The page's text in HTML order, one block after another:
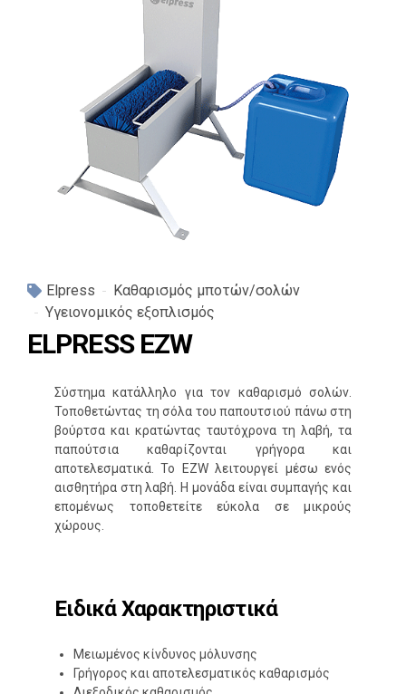
Elpress
Καθαρισμός μποτών/σολών
Υγειονομικός εξοπλισμός
ELPRESS EZW
Σύστημα κατάλληλο για τον καθαρισμό σολών.
Τοποθετώντας τη σόλα του παπουτσιού πάνω στη
βούρτσα και κρατώντας ταυτόχρονα τη λαβή, τα
παπούτσια καθαρίζονται γρήγορα και
αποτελεσματικά. Το EZW λειτουργεί μέσω ενός
αισθητήρα στη λαβή. Η μονάδα είναι συμπαγής και
επομένως τοποθετείτε εύκολα σε μικρούς
χώρους.
Ειδικά Χαρακτηριστικά
Μειωμένος κίνδυνος μόλυνσης
Γρήγορος και αποτελεσματικός καθαρισμός